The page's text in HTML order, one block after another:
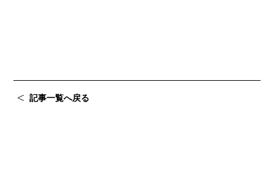
記事一覧へ戻る